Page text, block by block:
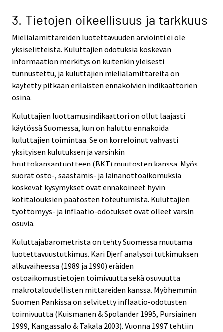
3. Tietojen oikeellisuus ja tarkkuus
Mielialamittareiden luotettavuuden arviointi ei ole
yksiselitteistä. Kuluttajien odotuksia koskevan
informaation merkitys on kuitenkin yleisesti
tunnustettu, ja kuluttajien mielialamittareita on
käytetty pitkään erilaisten ennakoivien indikaattorien
osina.
Kuluttajien luottamusindikaattori on ollut laajasti
käytössä Suomessa, kun on haluttu ennakoida
kuluttajien toimintaa. Se on korreloinut vahvasti
yksityisen kulutuksen ja varsinkin
bruttokansantuotteen (BKT) muutosten kanssa. Myös
suorat osto-, säästämis- ja lainanottoaikomuksia
koskevat kysymykset ovat ennakoineet hyvin
kotitalouksien päätösten toteutumista. Kuluttajien
työttömyys- ja inflaatio-odotukset ovat olleet varsin
osuvia.
Kuluttajabarometrista on tehty Suomessa muutama
luotettavuustutkimus. Kari Djerf analysoi tutkimuksen
alkuvaiheessa (1989 ja 1990) eräiden
ostoaikomustietojen toimivuutta sekä osuvuutta
makrotaloudellisten mittareiden kanssa. Myöhemmin
Suomen Pankissa on selvitetty inflaatio-odotusten
toimivuutta (Kuismanen & Spolander 1995, Pursiainen
1999, Kangassalo & Takala 2003). Vuonna 1997 tehtiin